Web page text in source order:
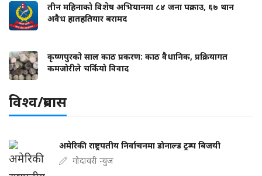
तीन महिनाको विशेष अभियानमा ८४ जना पक्राउ, ६७ थान
अवैध हातहतियार बरामद
कृष्णपुरको साल काठ प्रकरण: काठ वैधानिक, प्रक्रियागत
कमजोरीले चर्कियो विवाद
विश्व/प्रबास
अमेरिकी राष्ट्रपतीय निर्वाचनमा डोनाल्ड ट्रम्प बिजयी
गोदावरी न्युज